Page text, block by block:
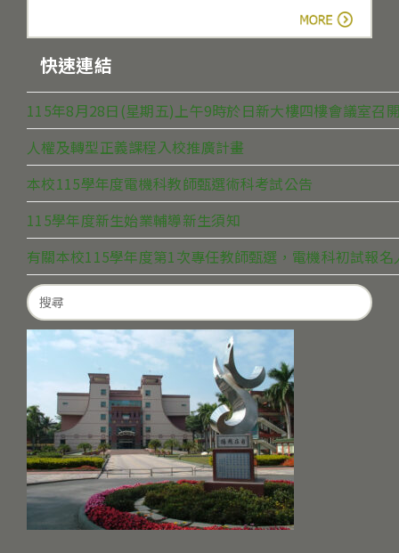
快速連結
115年8月28日(星期五)上午9時於日新大樓四樓會議室
人權及轉型正義課程入校推廣計畫
本校115學年度電機科教師甄選術科考試公告
115學年度新生始業輔導新生須知
有關本校115學年度第1次專任教師甄選，電機科初試報
Search
for: